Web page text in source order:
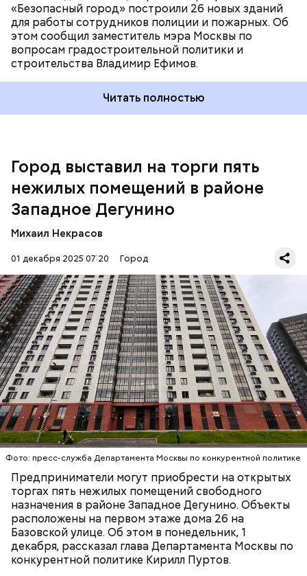
«Безопасный город» построили 26 новых зданий
для работы сотрудников полиции и пожарных. Об
этом сообщил заместитель мэра Москвы по
вопросам градостроительной политики и
строительства Владимир Ефимов.
Читать полностью
Город выставил на торги пять
нежилых помещений в районе
Западное Дегунино
Михаил Некрасов
01 декабря 2025 07:20 Город
Фото: пресс-служба Департамента Москвы по конкурентной политике
Предприниматели могут приобрести на открытых
торгах пять нежилых помещений свободного
назначения в районе Западное Дегунино. Объекты
расположены на первом этаже дома 26 на
Базовской улице. Об этом в понедельник, 1
декабря, рассказал глава Департамента Москвы по
конкурентной политике Кирилл Пуртов.
Помещения имеют отдельный вход и подключены к
основным инженерным коммуникациям. Принять
участие в них могут физические и юридические
лица, для этого им понадобятся регистрация на
онлайн-площадке «Росэлторг» и усиленная
квалифицированная электронная подпись.
Столица выставляет на торги различное
имущество, а витриной для него выступает
Инвестиционный портал. В разделе «Торги
Москвы» есть вся необходимая информация о
лотах, в том числе фотографии, документация,
условия и форма продажи.
Больше информации об экономике Москвы читайте
в официальных каналах Комплекса экономической
политики в мессенджерах Telegram и MAX.
НЕДВИЖИМОСТЬ
РАЙОН ЗАПАДНОЕ ДЕГУНИНО
ДЕПАРТАМЕНТ КОНКУРЕНТНОЙ ПОЛИТИКИ ГОРОДА
МОСКВЫ
АУКЦИОНЫ